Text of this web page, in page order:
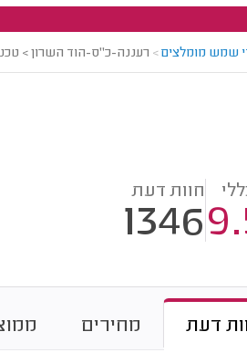
שמש מומלצים> רעננה-כ"ס-הוד השרון >
חוות דעת
1346
דעת מחירים